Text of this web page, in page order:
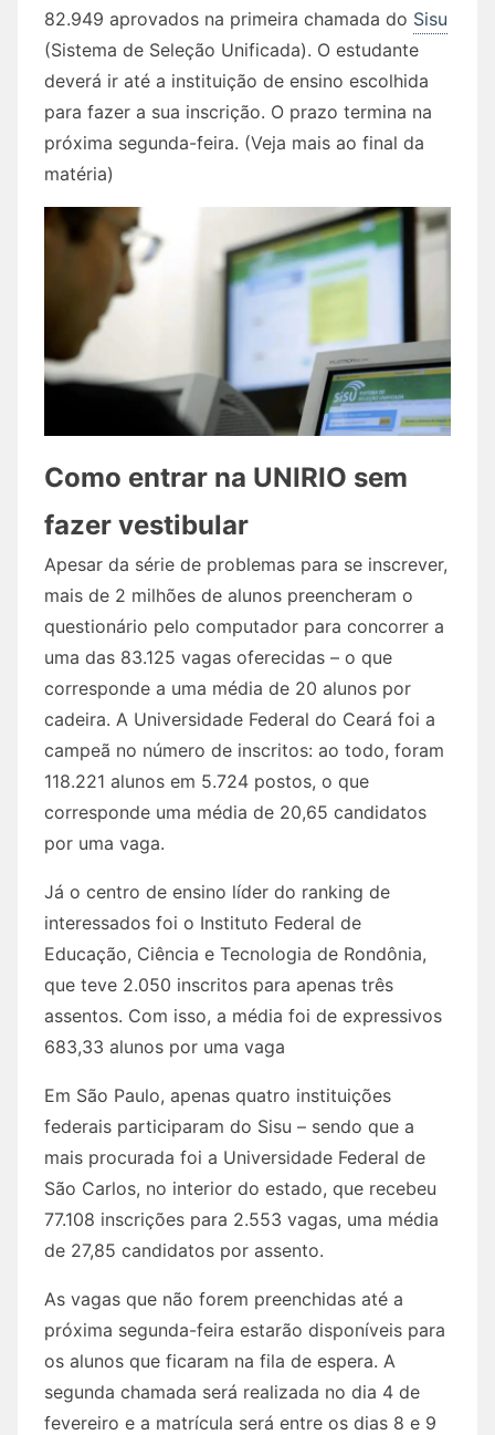
82.949 aprovados na primeira chamada do Sisu
(Sistema de Seleção Unificada). O estudante
deverá ir até a instituição de ensino escolhida
para fazer a sua inscrição. O prazo termina na
próxima segunda-feira. (Veja mais ao final da
matéria)
Como entrar na UNIRIO sem
fazer vestibular
Apesar da série de problemas para se inscrever,
mais de 2 milhões de alunos preencheram o
questionário pelo computador para concorrer a
uma das 83.125 vagas oferecidas – o que
corresponde a uma média de 20 alunos por
cadeira. A Universidade Federal do Ceará foi a
campeã no número de inscritos: ao todo, foram
118.221 alunos em 5.724 postos, o que
corresponde uma média de 20,65 candidatos
por uma vaga.
Já o centro de ensino líder do ranking de
interessados foi o Instituto Federal de
Educação, Ciência e Tecnologia de Rondônia,
que teve 2.050 inscritos para apenas três
assentos. Com isso, a média foi de expressivos
683,33 alunos por uma vaga
Em São Paulo, apenas quatro instituições
federais participaram do Sisu – sendo que a
mais procurada foi a Universidade Federal de
São Carlos, no interior do estado, que recebeu
77.108 inscrições para 2.553 vagas, uma média
de 27,85 candidatos por assento.
As vagas que não forem preenchidas até a
próxima segunda-feira estarão disponíveis para
os alunos que ficaram na fila de espera. A
segunda chamada será realizada no dia 4 de
fevereiro e a matrícula será entre os dias 8 e 9